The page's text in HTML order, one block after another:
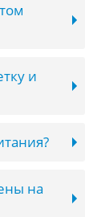
и
на